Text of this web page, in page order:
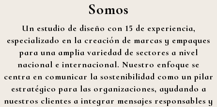
Somos
Un estudio de diseño con 15 de experiencia,
especializado en la creación de marcas y empaques
para una amplia variedad de sectores a nivel
nacional e internacional. Nuestro enfoque se
centra en comunicar la sostenibilidad como un pilar
estratégico para las organizaciones, ayudando a
nuestros clientes a integrar mensajes responsables y